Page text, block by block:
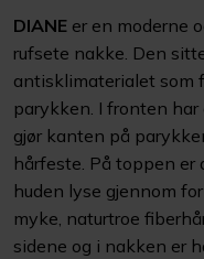
DIANE er en moderne
rufsete nakke. Den
antisklimaterialet som
parykken. I fronten
gjør kanten på
hårfeste. På toppen
huden lyse gjennom
myke, naturtroe
sidene og i nakken er